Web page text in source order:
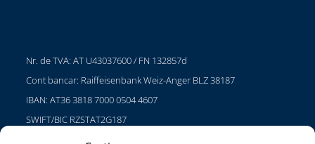
Nr. de TVA: AT U43037600 / FN 132857d
Cont bancar: Raiffeisenbank Weiz-Anger BLZ 38187
IBAN: AT36 3818 7000 0504 4607
SWIFT/BIC RZSTAT2G187